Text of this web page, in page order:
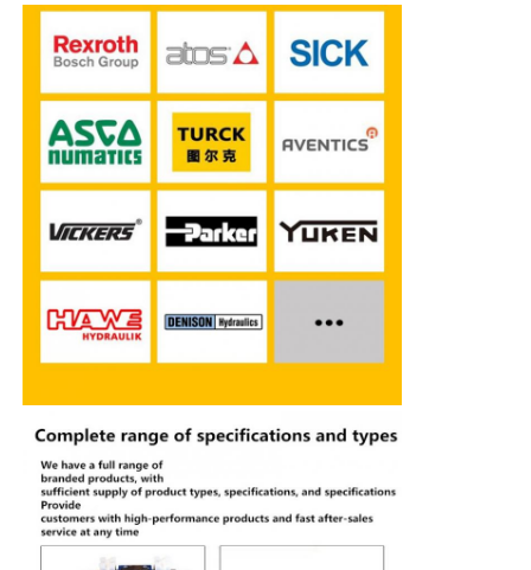
Pompe hydraulique de Rexroth
Parker Hydraulic Pump
Pompe hydraulique de Vickers
Valve hydraulique Rexroth
Accessoires pour filtres Rexroth
Valve hydraulique YUKEN
Pompe hydraulique de Yuken